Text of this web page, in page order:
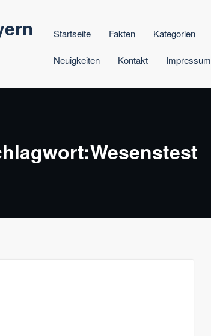
Startseite Fakten Kategorien
Neuigkeiten Kontakt Impressum